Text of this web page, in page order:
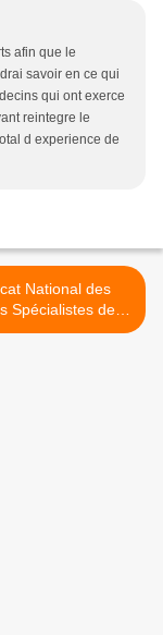
afin que le
savoir en ce qui
qui ont exerce
reintegre le
d experience de
National des
Spécialistes de la
- Algérie -